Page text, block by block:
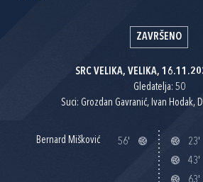
ZAVRŠENO
SRC VELIKA, VELIKA,
Gledatelja: 50
Suci: Grozdan Gavranić, Ivan Hodak,
Bernard Mišković 56' 23'
43'